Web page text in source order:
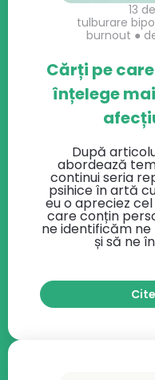
13
tulburare
burnout ●
Cărți pe
înțelege
După
abordează
continui seria
psihice în artă
eu o apreciez
care conțin
ne identificăm
și să ne